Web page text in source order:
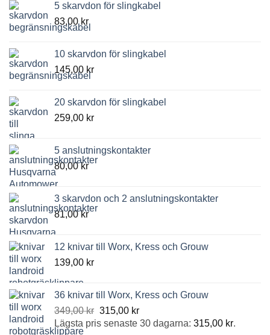
5 skarvdon för slingkabel
83,00 kr
10 skarvdon för slingkabel
145,00 kr
20 skarvdon för slingkabel
259,00 kr
5 anslutningskontakter
80,00kr
3 skarvdon och 2 anslutningskontakter
81,00kr
12 knivar till Worx, Kress och Grouw
139,00 kr
36 knivar till Worx, Kress och Grouw
349,00kr Det
ursprungliga
315,00 krDet
nuvarande
Lägsta pris senaste 30 dagarna: 315,00 kr.